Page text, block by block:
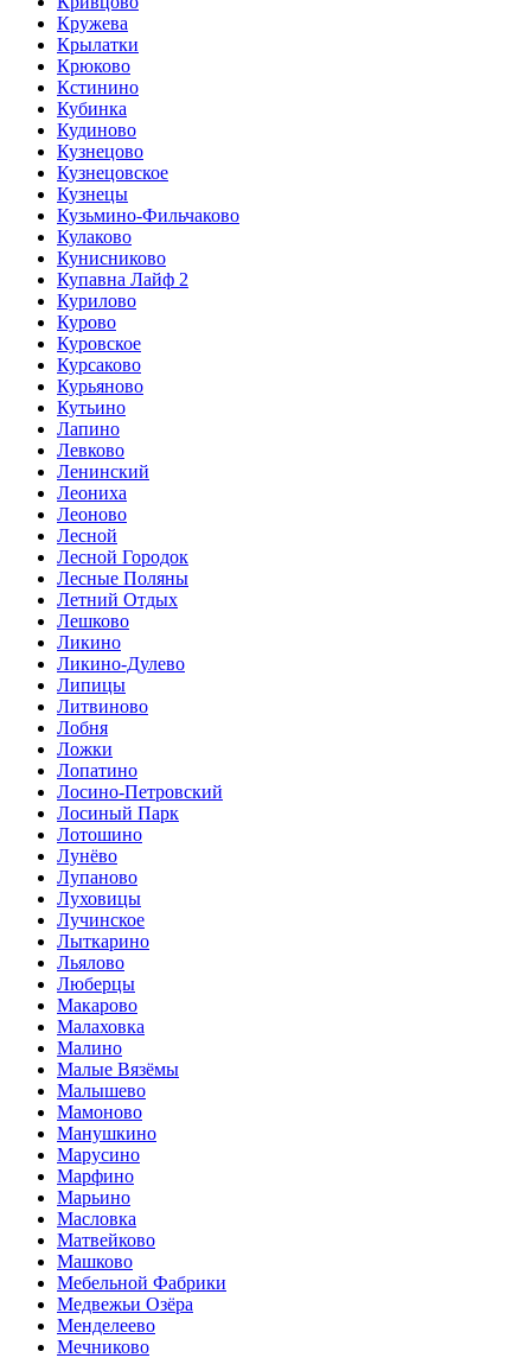
Кружева
Крылатки
Крюково
Кстинино
Кубинка
Кудиново
Кузнецово
Кузнецовское
Кузнецы
Кузьмино-Фильчаково
Кулаково
Кунисниково
Купавна Лайф 2
Курилово
Курово
Куровское
Курсаково
Курьяново
Кутьино
Лапино
Левково
Ленинский
Леониха
Леоново
Лесной
Лесной Городок
Лесные Поляны
Летний Отдых
Лешково
Ликино
Ликино-Дулево
Липицы
Литвиново
Лобня
Ложки
Лопатино
Лосино-Петровский
Лосиный Парк
Лотошино
Лунёво
Лупаново
Луховицы
Лучинское
Лыткарино
Льялово
Люберцы
Макарово
Малаховка
Малино
Малые Вязёмы
Малышево
Мамоново
Манушкино
Марусино
Марфино
Марьино
Масловка
Матвейково
Машково
Мебельной Фабрики
Медвежьи Озёра
Менделеево
Мечниково